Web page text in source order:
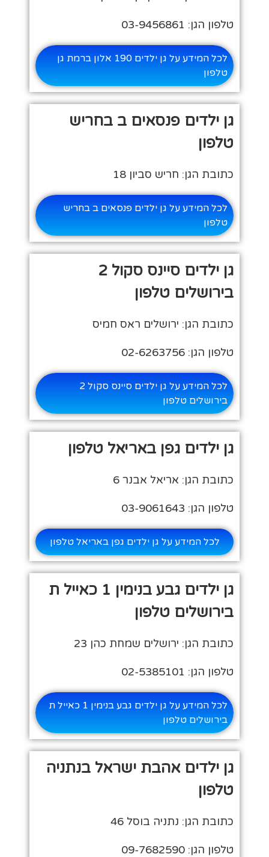
טלפון הגן: 03-9456861
לכל המידע על גן ילדים 190 אלון ברמת גן
טלפון
גן ילדים פנסאים ב בחריש
טלפון
כתובת הגן: חריש סביון 18
לכל המידע על גן ילדים פנסאים ב בחריש
טלפון
גן ילדים סיינס סקול 2
בירושלים טלפון
כתובת הגן: ירושלים ראס חמיס
טלפון הגן: 02-6263756
לכל המידע על גן ילדים סיינס סקול 2
בירושלים טלפון
גן ילדים גפן באריאל טלפון
כתובת הגן: אריאל אבנר 6
טלפון הגן: 03-9061643
לכל המידע על גן ילדים גפן באריאל טלפון
גן ילדים גבע בנימין 1 כאייל ת
בירושלים טלפון
כתובת הגן: ירושלים שמחת כהן 23
טלפון הגן: 02-5385101
לכל המידע על גן ילדים גבע בנימין 1 כאייל ת
בירושלים טלפון
גן ילדים אהבת ישראל בנתניה
טלפון
כתובת הגן: נתניה בוסל 46
טלפון הגן: 09-7682590